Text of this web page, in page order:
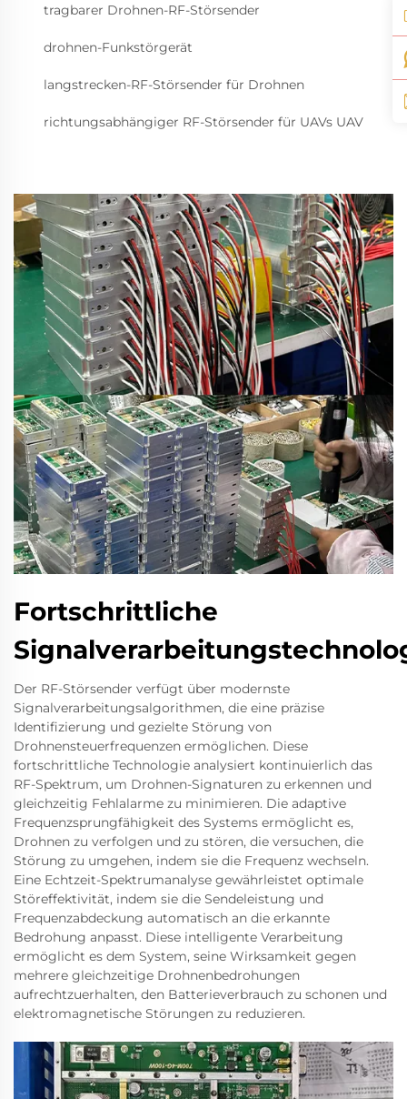
tragbarer Drohnen-RF-Störsender
drohnen-Funkstörgerät
langstrecken-RF-Störsender für Drohnen
richtungsabhängiger RF-Störsender für UAVs UAV
Fortschrittliche
Der RF-Störsender verfügt über modernste
Signalverarbeitungsalgorithmen, die eine präzise
Identifizierung und gezielte Störung von
Drohnensteuerfrequenzen ermöglichen. Diese
fortschrittliche Technologie analysiert kontinuierlich das
RF-Spektrum, um Drohnen-Signaturen zu erkennen und
gleichzeitig Fehlalarme zu minimieren. Die adaptive
Frequenzsprungfähigkeit des Systems ermöglicht es,
Drohnen zu verfolgen und zu stören, die versuchen, die
Störung zu umgehen, indem sie die Frequenz wechseln.
Eine Echtzeit-Spektrumanalyse gewährleistet optimale
Störeffektivität, indem sie die Sendeleistung und
Frequenzabdeckung automatisch an die erkannte
Bedrohung anpasst. Diese intelligente Verarbeitung
ermöglicht es dem System, seine Wirksamkeit gegen
mehrere gleichzeitige Drohnenbedrohungen
aufrechtzuerhalten, den Batterieverbrauch zu schonen und
elektromagnetische Störungen zu reduzieren.